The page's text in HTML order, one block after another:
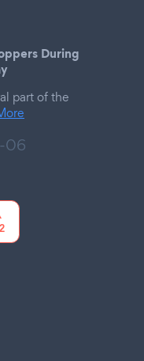
During
part of the
06